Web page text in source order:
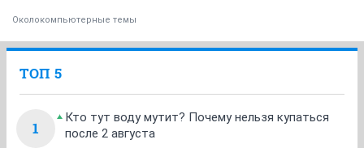
Околокомпьютерные темы
ТОП 5
1
Кто тут воду мутит? Почему нельзя купаться
после 2 августа